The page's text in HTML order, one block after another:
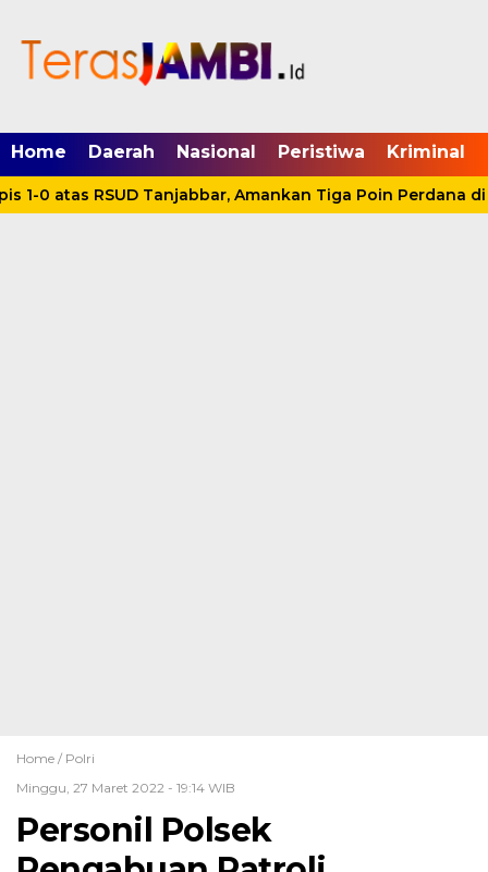
Home Daerah Nasional Peristiwa Kriminal
1-0 atas RSUD Tanjabbar, Amankan Tiga Poin Perdana di
Home / Polri
Minggu, 27 Maret 2022 - 19:14 WIB
Personil Polsek